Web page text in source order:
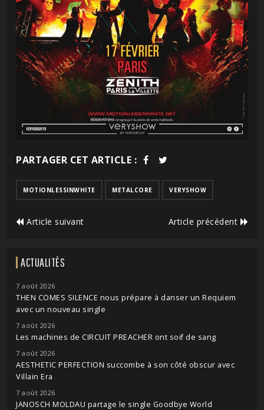
PARTAGER CET ARTICLE :
MOTIONLESSINWHITE METALCORE VERYSHOW
Article suivant Article précédent
ACTUALITÉS
7 août 2026
THEN COMES SILENCE nous prépare à danser un Requiem
avec un nouveau single
7 août 2026
Les machines de CIRCUIT PREACHER ont soif de sang
7 août 2026
AESTHETIC PERFECTION succombe à son côté obscur avec
Villain Era
7 août 2026
JANOSCH MOLDAU partage le single Goodbye World